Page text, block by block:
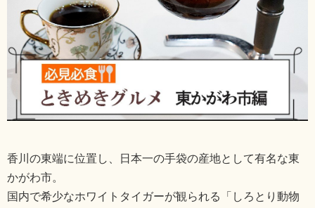
香川の東端に位置し、日本一の手袋の産地として有名な東
かがわ市。
国内で希少なホワイトタイガーが観られる「しろとり動物